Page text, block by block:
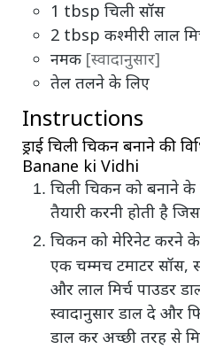
1 tbsp चिली सॉस
2 tbsp कश्मीरी लाल
नमक [स्वादानुसार]
तेल तलने के लिए
Instructions
ड्राई चिली चिकन बनाने की
Banane ki Vidhi
चिली चिकन को बनाने के लिए सबसे पहले चिकन की
तैयारी करनी होती है
चिकन को मेरिनेट करने के लिए एक बर्तन ले। फिर उसमे
एक चम्मच टमाटर सॉस,
और लाल मिर्च पाउडर
स्वादानुसार डाल दे और
डाल कर अच्छी तरह से